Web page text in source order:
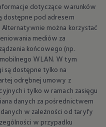
dotyczące warunków
dostępne pod adresem
można korzystać
mediów za
końcowego (np.
WLAN. W tym
są dostępne tylko na
odrębnej umowy z
i tylko w ramach zasięgu
danych za pośrednictwem
w zależności od taryfy
w przypadku